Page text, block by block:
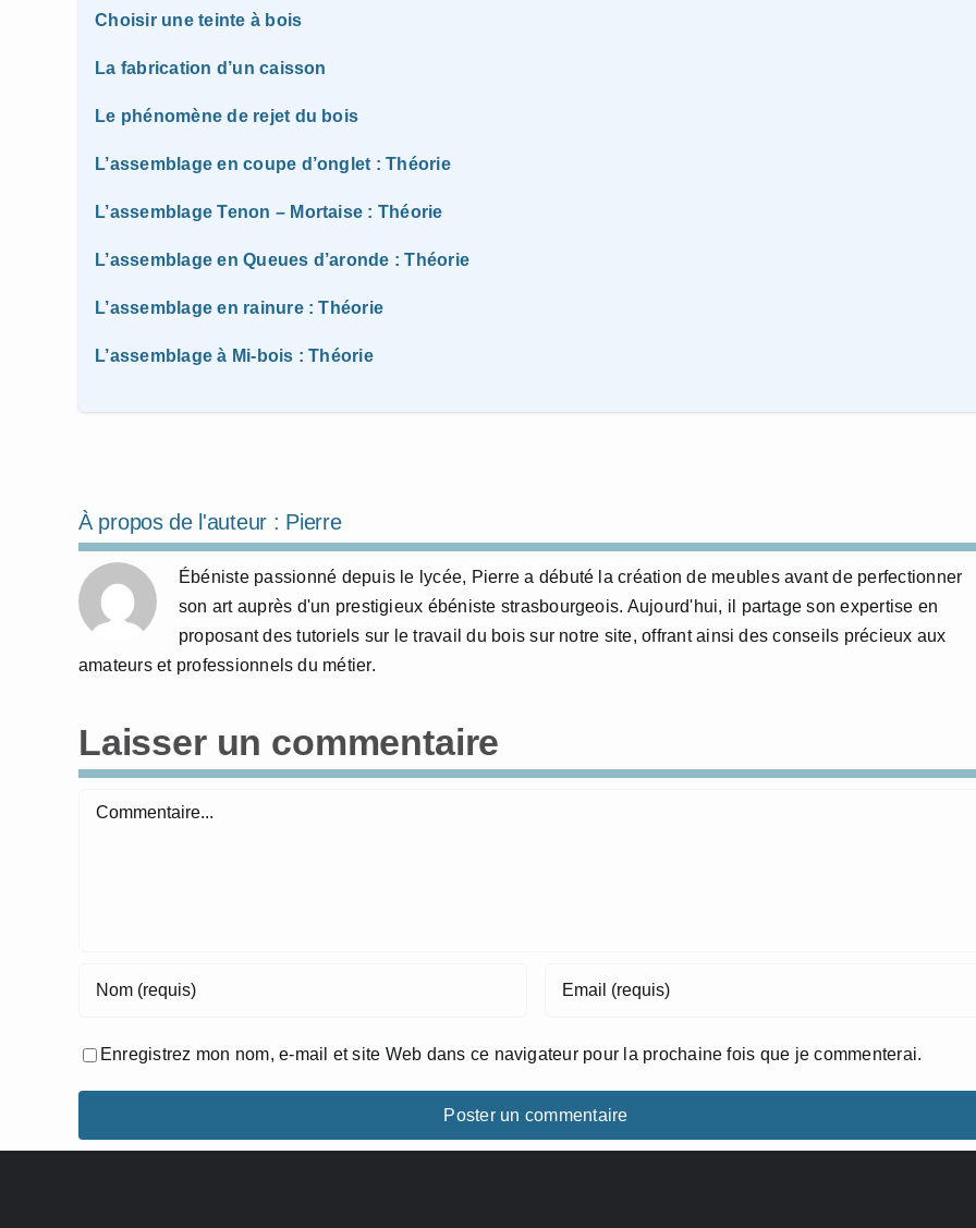
Choisir une teinte à bois
La fabrication d’un caisson
Le phénomène de rejet du bois
L’assemblage en coupe d’onglet : Théorie
L’assemblage Tenon – Mortaise : Théorie
L’assemblage en Queues d’aronde : Théorie
L’assemblage en rainure : Théorie
L’assemblage à Mi-bois : Théorie
À propos de l'auteur : Pierre
Ébéniste passionné depuis le lycée, Pierre a débuté la création de meubles avant de perfectionner
son art auprès d'un prestigieux ébéniste strasbourgeois. Aujourd'hui, il partage son expertise en
proposant des tutoriels sur le travail du bois sur notre site, offrant ainsi des conseils précieux aux
amateurs et professionnels du métier.
Laisser un commentaire
Commentaire
Enregistrez mon nom, e-mail et site Web dans ce navigateur pour la prochaine fois que je commenterai.